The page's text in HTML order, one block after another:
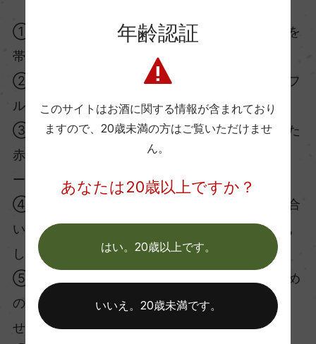
① 紫：若いワインの色です。色味が濃く、青みを
帯びた紫色をしています。
② ルビー：非常に鮮明で透明度の高い赤です。フ
ルーティーで軽快なワインが多いです。
③ ガーネット：ブラウンやオレンジが少し入った
赤色です。熟成が少し進んだワインやピノ・ノワ
ールに多くみられます。
④ レンガ：オレンジと褐色が混ざったような色合
いです。赤ワインの熟成が進むとレンガ色に変化
してきます。
⑤ マホガニー：赤褐色や茶色にニュアンスが強め
の赤。非常に古くなったワインや意図的に醸造さ
せたワインにみられます。
年齢認証
このサイトはお酒に関する情報が含まれており
ますので、 20歳未満の方はご覧いただけませ
ん。
あなたは20歳以上ですか？
はい。20歳以上です。
いいえ。20歳未満です。